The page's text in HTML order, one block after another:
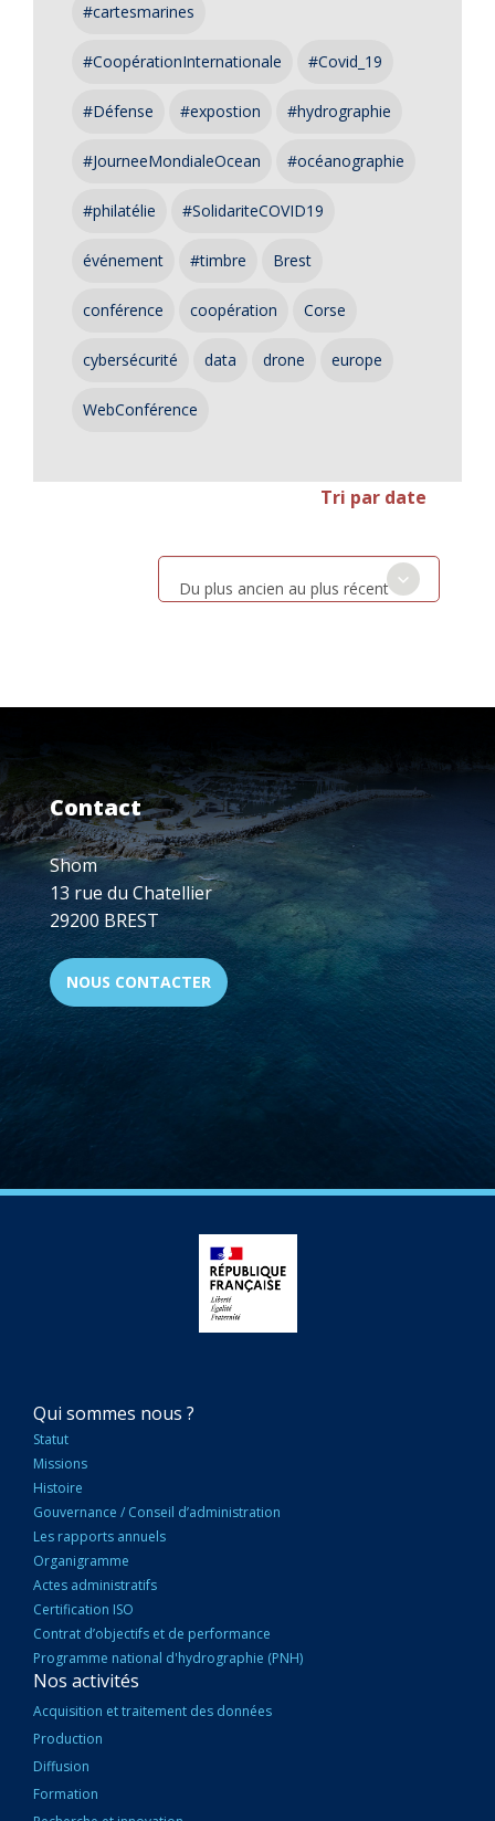
#cartesmarines
#CoopérationInternationale #Covid_19
#Défense #expostion #hydrographie
#JourneeMondialeOcean #océanographie
#philatélie #SolidariteCOVID19
événement #timbre Brest
conférence coopération Corse
cybersécurité data drone europe
WebConférence
Tri par date
Du plus ancien au plus récent
Contact
Shom
13 rue du Chatellier
29200 BREST
NOUS CONTACTER
NAVIGATION
PRINCIPALE
Qui sommes nous ?
Statut
Missions
Histoire
Gouvernance / Conseil d’administration
Les rapports annuels
Organigramme
Actes administratifs
Certification ISO
Contrat d’objectifs et de performance
Programme national d'hydrographie (PNH)
Nos activités
Acquisition et traitement des données
Production
Diffusion
Formation